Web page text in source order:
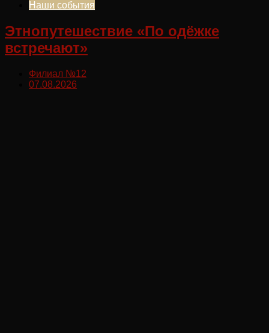
Наши события
Этнопутешествие «По одёжке
встречают»
Филиал №12
07.08.2026